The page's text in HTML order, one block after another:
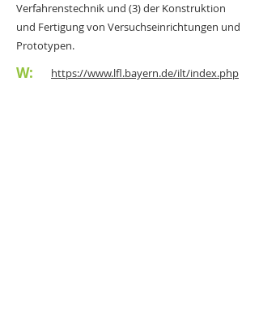
Verfahrenstechnik und (3) der Konstruktion
und Fertigung von Versuchseinrichtungen und
Prototypen.
W: https://www.lfl.bayern.de/ilt/index.php